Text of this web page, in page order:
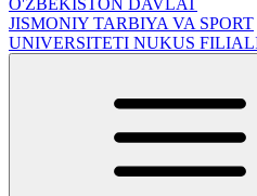
O'ZBEKISTON DAVLAT
JISMONIY TARBIYA VA SPORT
UNIVERSITETI NUKUS